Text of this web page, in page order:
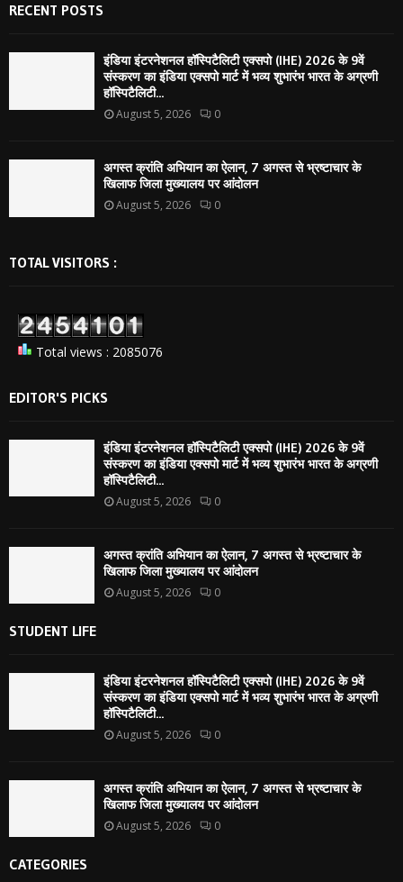
RECENT POSTS
इंडिया इंटरनेशनल हॉस्पिटैलिटी एक्सपो (IHE) 2026 के 9वें
संस्करण का इंडिया एक्सपो मार्ट में भव्य शुभारंभ भारत के अग्रणी
हॉस्पिटैलिटी...
August 5, 2026 0
अगस्त क्रांति अभियान का ऐलान, 7 अगस्त से भ्रष्टाचार के
खिलाफ जिला मुख्यालय पर आंदोलन
August 5, 2026 0
TOTAL VISITORS :
Total views : 2085076
EDITOR'S PICKS
इंडिया इंटरनेशनल हॉस्पिटैलिटी एक्सपो (IHE) 2026 के 9वें
संस्करण का इंडिया एक्सपो मार्ट में भव्य शुभारंभ भारत के अग्रणी
हॉस्पिटैलिटी...
August 5, 2026 0
अगस्त क्रांति अभियान का ऐलान, 7 अगस्त से भ्रष्टाचार के
खिलाफ जिला मुख्यालय पर आंदोलन
August 5, 2026 0
STUDENT LIFE
इंडिया इंटरनेशनल हॉस्पिटैलिटी एक्सपो (IHE) 2026 के 9वें
संस्करण का इंडिया एक्सपो मार्ट में भव्य शुभारंभ भारत के अग्रणी
हॉस्पिटैलिटी...
August 5, 2026 0
अगस्त क्रांति अभियान का ऐलान, 7 अगस्त से भ्रष्टाचार के
खिलाफ जिला मुख्यालय पर आंदोलन
August 5, 2026 0
CATEGORIES